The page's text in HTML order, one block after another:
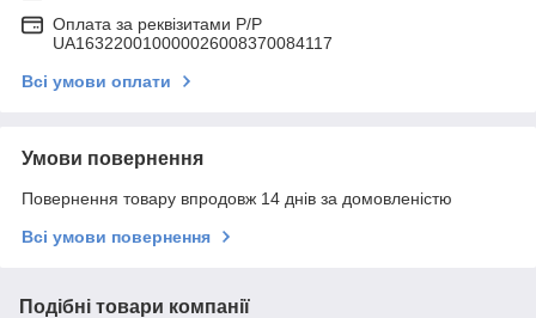
Оплата за реквізитами P/Р
UA163220010000026008370084117
Всі умови оплати
Умови повернення
Повернення товару впродовж 14 днів за домовленістю
Всі умови повернення
Подібні товари компанії